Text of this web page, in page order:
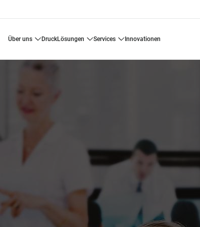
über uns druck lösungen services innovationen